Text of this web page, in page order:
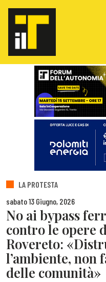
LA PROTESTA
sabato 13 Giugno, 2026
No ai bypass
contro le opere
Rovereto:
l’ambiente, non
delle comunità»